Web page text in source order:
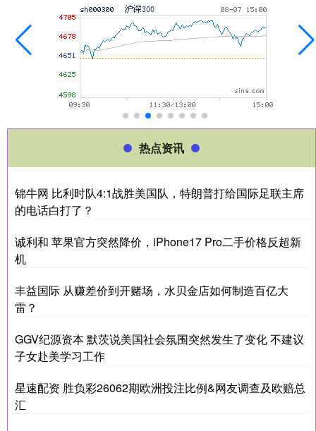
热点资讯
锦牛网 比利时队4:1战胜美国队，特朗普打给国际足联主席
的电话白打了？
诚利和 苹果官方突然降价，iPhone17 Pro二手价格反超新
机
丰益国际 从赚差价到开赌场，水贝金店如何制造百亿大
雷？
GGV纪源资本 默茨说美国社会氛围突然发生了变化 不建议
子女赴美学习工作
星速配资 胜负彩26062期欧洲投注比例&网友调查及欧赔总
汇